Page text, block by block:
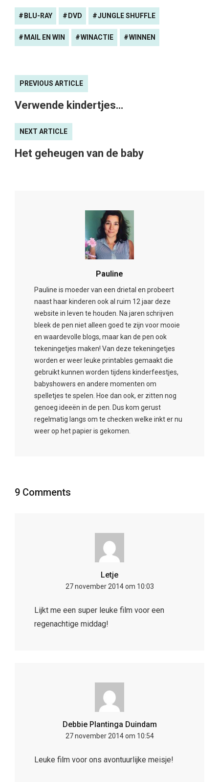
BLU-RAY DVD JUNGLE SHUFFLE
MAIL EN WIN WINACTIE WINNEN
PREVIOUS ARTICLE
Verwende kindertjes…
NEXT ARTICLE
Het geheugen van de baby
Pauline
Pauline is moeder van een drietal en probeert
naast haar kinderen ook al ruim 12 jaar deze
website in leven te houden. Na jaren schrijven
bleek de pen niet alleen goed te zijn voor mooie
en waardevolle blogs, maar kan de pen ook
tekeningetjes maken! Van deze tekeningetjes
worden er weer leuke printables gemaakt die
gebruikt kunnen worden tijdens kinderfeestjes,
babyshowers en andere momenten om
spelletjes te spelen. Hoe dan ook, er zitten nog
genoeg ideeën in de pen. Dus kom gerust
regelmatig langs om te checken welke inkt er nu
weer op het papier is gekomen.
9 Comments
Letje
27 november 2014 om 10:03
Lijkt me een super leuke film voor een
regenachtige middag!
Debbie Plantinga Duindam
27 november 2014 om 10:54
Leuke film voor ons avontuurlijke meisje!